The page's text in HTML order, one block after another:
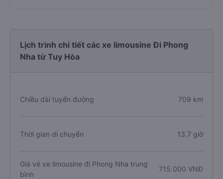
Lịch trình chi tiết các xe limousine Đi Phong
Nha từ Tuy Hòa
Chiều dài tuyến đường 709 km
Thời gian di chuyển 13.7 giờ
Giá vé xe limousine đi Phong Nha trung
bình
715.000 VNĐ